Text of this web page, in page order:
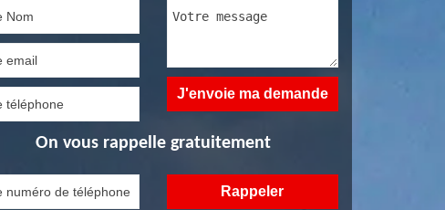
On vous rappelle gratuitement